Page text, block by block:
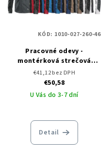
Pracovné odevy -
montérková strečová
blúza CXS STRETCH
€41,12 bez DPH
€50,58
U Vás do 3-7 dní
Detail
KÓD: 1010-027-260-46